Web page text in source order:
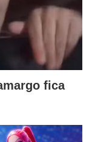
fica